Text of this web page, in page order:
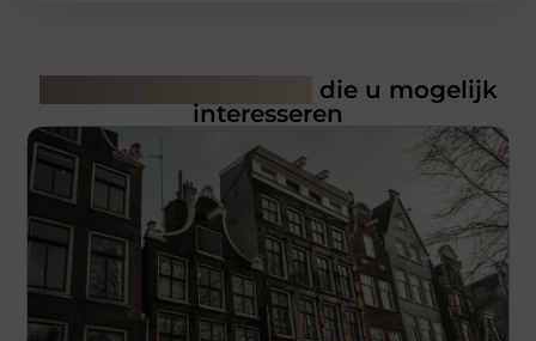
die u mogelijk
interesseren